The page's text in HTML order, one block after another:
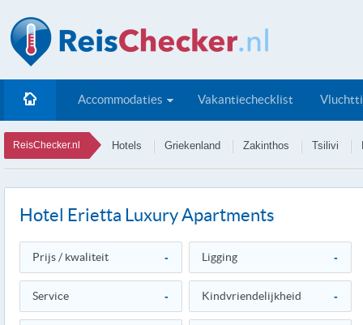
Accommodaties Vakantiechecklist
ReisChecker.nl Hotels Griekenland Zakinthos Tsilivi
Hotel Erietta Luxury Apartments
Prijs / kwaliteit - Ligging -
Service - Kindvriendelijkheid -